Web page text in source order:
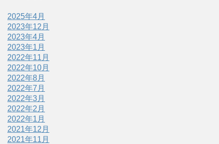
2025年4月
2023年12月
2023年4月
2023年1月
2022年11月
2022年10月
2022年8月
2022年7月
2022年3月
2022年2月
2022年1月
2021年12月
2021年11月